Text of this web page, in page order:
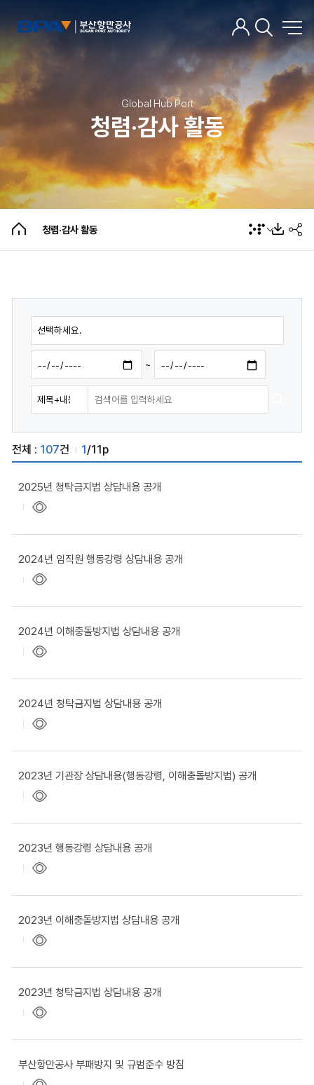
Global Hub Port
청렴·감사 활동
청렴·감사 활동
윤리경영 자가진단
부정/위법행위 제보
갑질근거 가이드라인
부패공직자 징계 운영현황 공개
업무추진비 집행 현황
청렴시민감사관 현황
청렴·감사 활동
~
전체 : 107건 1/11p
2025년 청탁금지법 상담내용 공개
2024년 임직원 행동강령 상담내용 공개
2024년 이해충돌방지법 상담내용 공개
2024년 청탁금지법 상담내용 공개
2023년 기관장 상담내용(행동강령, 이해충돌방지법) 공개
2023년 행동강령 상담내용 공개
2023년 이해충돌방지법 상담내용 공개
2023년 청탁금지법 상담내용 공개
부산항만공사 부패방지 및 규범준수 방침